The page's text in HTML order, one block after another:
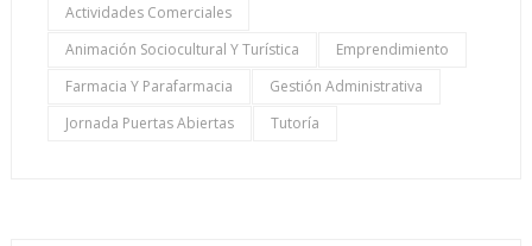
Actividades Comerciales
Animación Sociocultural Y Turística
Emprendimiento
Farmacia Y Parafarmacia
Gestión Administrativa
Jornada Puertas Abiertas
Tutoría